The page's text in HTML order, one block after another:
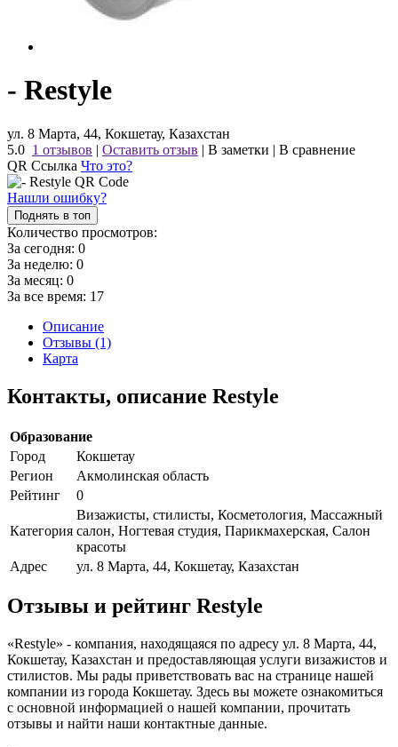
- Restyle
ул. 8 Марта, 44, Кокшетау, Казахстан
5.0 1 отзывов | Оставить отзыв | В заметки | В сравнение
QR Ссылка Что это?
Нашли ошибку?
Поднять в топ
Количество просмотров:
За сегодня: 0
За неделю: 0
За месяц: 0
За все время: 17
Описание
Отзывы (1)
Карта
Контакты, описание Restyle
Образование
Город
Кокшетау
Регион
Акмолинская область
Рейтинг
0
Категория
Визажисты, стилисты, Косметология, Массажный
салон, Ногтевая студия, Парикмахерская, Салон
красоты
Адрес
ул. 8 Марта, 44, Кокшетау, Казахстан
Отзывы и рейтинг Restyle
«Restyle» - компания, находящаяся по адресу ул. 8 Марта, 44,
Кокшетау, Казахстан и предоставляющая услуги визажистов и
стилистов. Мы рады приветствовать вас на странице нашей
компании из города Кокшетау. Здесь вы можете ознакомиться
с основной информацией о нашей компании, прочитать
отзывы и найти наши контактные данные.